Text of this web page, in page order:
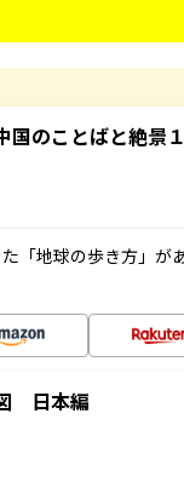
国のことばと絶景
「地球の歩き方」が
日本編